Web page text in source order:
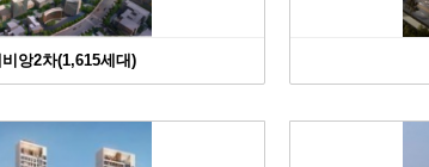
앙2차(1,615세대)